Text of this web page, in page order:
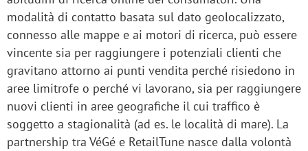
modalità di contatto basata sul dato geolocalizzato,
connesso alle mappe e ai motori di ricerca, può essere
vincente sia per raggiungere i potenziali clienti che
gravitano attorno ai punti vendita perché risiedono in
aree limitrofe o perché vi lavorano, sia per raggiungere
nuovi clienti in aree geografiche il cui traffico è
soggetto a stagionalità (ad es. le località di mare). La
partnership tra VéGé e RetailTune nasce dalla volontà